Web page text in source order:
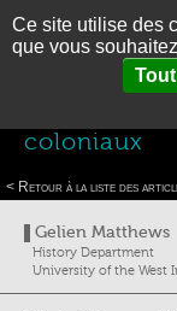
En Es
LA CARAIBE EN BREF
Thématiques>
Tobago,
coloniaux
< Retour à la liste des
Gelien Matthews
History Department
University of the West
Panneau de gestion
Ce site utilise des
que vous